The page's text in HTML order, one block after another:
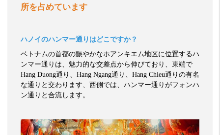
所を占めています
ハノイのハンマー通りはどこですか？
ベトナムの首都の賑やかなホアンキエム地区に位置するハ
ンマー通りは、魅力的な交差点から伸びており、東端で
Hang Duong通り、 Hang Ngang通り、 Hang Chieu通りの有名
な通りと交わります、西側では、ハンマー通りがフォンハ
ン通りと合流します。